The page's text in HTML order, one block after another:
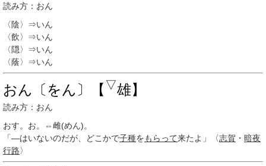
読み方：おん
〈陰〉⇒いん
〈飲〉⇒いん
〈隠〉⇒いん
〈蔭〉⇒いん
おん〔をん〕【 ▽雄】
読み方：おん
おす。お。⇔雌(めん)。
「―はいないのだが、どこかで子種をもらって来たよ」〈志賀 ・ 暗夜
行路〉